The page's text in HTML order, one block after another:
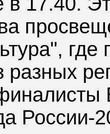
разных